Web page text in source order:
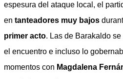
espesura del ataque local, el
en tanteadores muy bajos
primer acto. Las de Barakaldo
el encuentro e incluso lo
momentos con Magdalena